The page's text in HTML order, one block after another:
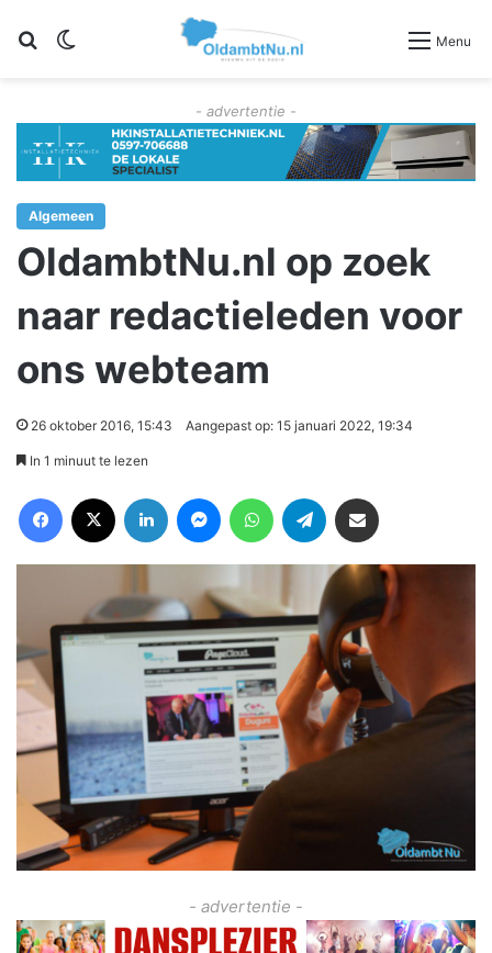
Zoeken Menu
- advertentie -
Algemeen
OldambtNu.nl op zoek
naar redactieleden voor
ons webteam
26 oktober 2016, 15:43 Aangepast op: 15 januari 2022, 19:34
In 1 minuut te lezen
- advertentie -